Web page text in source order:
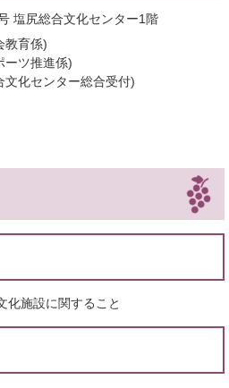
塩尻総合文化センター1階
教育係
ーツ推進係
文化センター総合受付
化施設に関すること